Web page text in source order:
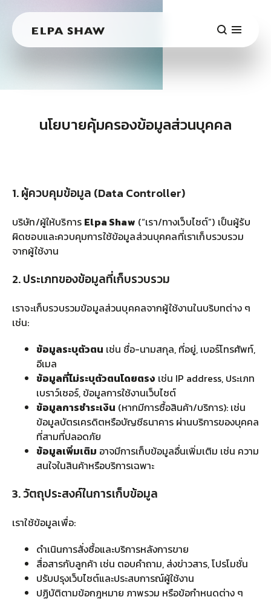
นโยบายคุ้มครองข้อมูลส่วนบุคคล
1. ผู้ควบคุมข้อมูล (Data Controller)
บริษัท/ผู้ให้บริการ Elpa Shaw (“เรา/ทางเว็บไซต์”) เป็นผู้รับ
ผิดชอบและควบคุมการใช้ข้อมูลส่วนบุคคลที่เราเก็บรวบรวม
จากผู้ใช้งาน
2. ประเภทของข้อมูลที่เก็บรวบรวม
เราจะเก็บรวบรวมข้อมูลส่วนบุคคลจากผู้ใช้งานในบริบทต่าง ๆ
เช่น:
ข้อมูลระบุตัวตน เช่น ชื่อ-นามสกุล, ที่อยู่, เบอร์โทรศัพท์,
อีเมล
ข้อมูลที่ไม่ระบุตัวตนโดยตรง เช่น IP address, ประเภท
เบราว์เซอร์, ข้อมูลการใช้งานเว็บไซต์
ข้อมูลการชำระเงิน (หากมีการซื้อสินค้า/บริการ): เช่น
ข้อมูลบัตรเครดิตหรือบัญชีธนาคาร ผ่านบริการของบุคคล
ที่สามที่ปลอดภัย
ข้อมูลเพิ่มเติม อาจมีการเก็บข้อมูลอื่นเพิ่มเติม เช่น ความ
สนใจในสินค้าหรือบริการเฉพาะ
3. วัตถุประสงค์ในการเก็บข้อมูล
เราใช้ข้อมูลเพื่อ:
ดำเนินการสั่งซื้อและบริการหลังการขาย
สื่อสารกับลูกค้า เช่น ตอบคำถาม, ส่งข่าวสาร, โปรโมชั่น
ปรับปรุงเว็บไซต์และประสบการณ์ผู้ใช้งาน
ปฏิบัติตามข้อกฎหมาย ภาพรวม หรือข้อกำหนดต่าง ๆ